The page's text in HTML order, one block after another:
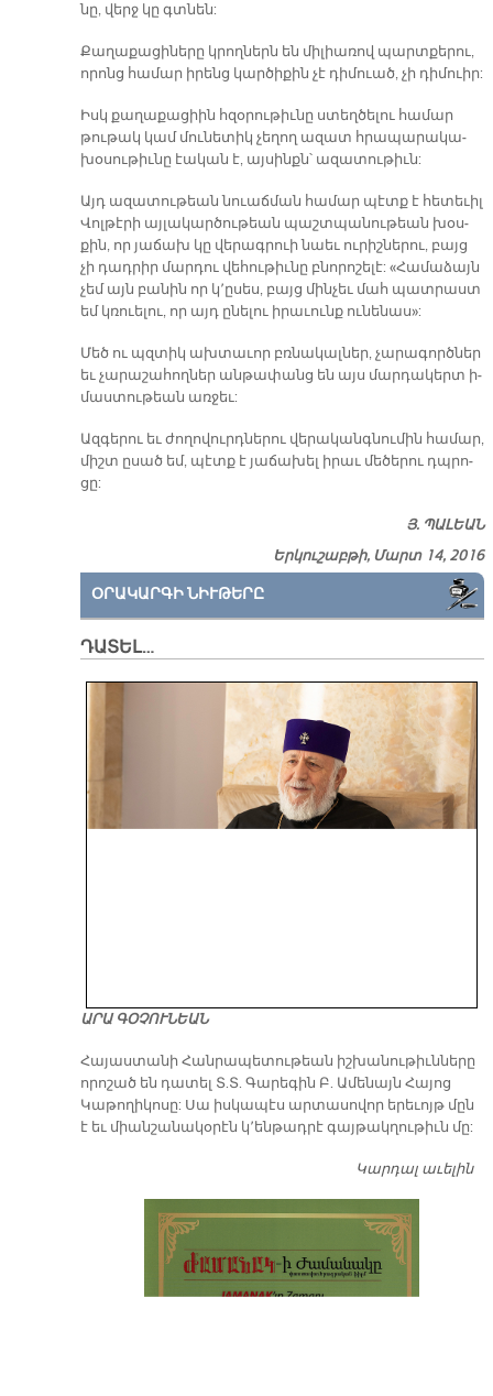
նը, վերջ կը գտնեն:
Քա­ղա­քա­ցի­նե­րը կրող­ներն են մի­լիա­ռով պարտ­քե­րու,
ո­րոնց հա­մար ի­րենց կար­ծի­քին չէ դի­մուած, չի դի­մուիր:
Իսկ քա­ղա­քա­ցիին հզօ­րու­թիւ­նը ստեղ­ծե­լու հա­մար
թու­թակ կամ մու­նե­տիկ չե­ղող ա­զատ հրա­պա­րա­կա­
խօ­սու­թիւ­նը էա­կան է, այ­սինքն՝ ա­զա­տու­թիւն:
Այդ ա­զա­տու­թեան նուաճ­ման հա­մար պէտք է հե­տե­ւիլ
Վոլ­թէ­րի այ­լա­կար­ծու­թեան պաշտ­պա­նու­թեան խօս­
քին, որ յա­ճախ կը վե­րագ­րուի նաեւ ու­րիշ­նե­րու, բայց
չի դադ­րիր մար­դու վե­հու­թիւ­նը բնո­րո­շե­լէ: «Հա­մա­ձայն
չեմ այն բա­նին որ կ՚ը­սես, բայց մին­չեւ մահ պատ­րաստ
եմ կռուե­լու, որ այդ ը­նե­լու ի­րա­ւունք ու­նե­նաս»:
Մեծ ու պզտիկ ախ­տա­ւոր բռնա­կալ­ներ, չա­րա­գործ­ներ
եւ չա­րա­շա­հող­ներ ան­թա­փանց են այս մար­դա­կերտ ի­
մաս­տու­թեան առ­ջեւ:
Ազ­գե­րու եւ ժո­ղո­վուրդ­նե­րու վե­րա­կանգ­նու­մին հա­մար,
միշտ ը­սած եմ, պէտք է յա­ճա­խել ի­րաւ մե­ծե­րու դպրո­
ցը:
Յ. ՊԱԼԵԱՆ
Երկուշաբթի, Մարտ 14, 2016
ՕՐԱԿԱՐԳԻ ՆԻՒԹԵՐԸ
ԴԱՏԵԼ…
ԱՐԱ ԳՕՉՈՒՆԵԱՆ
​Հայաստանի Հանրապետութեան իշխանութիւնները
որոշած են դատել Տ.Տ. Գարեգին Բ. Ամենայն Հայոց
Կաթողիկոսը: Սա իսկապէս արտասովոր երեւոյթ մըն
է եւ միանշանակօրէն կ՚ենթադրէ գայթակղութիւն մը:
Կարդալ աւելին